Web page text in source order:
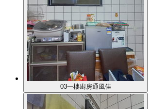
03一樓廚房通風佳